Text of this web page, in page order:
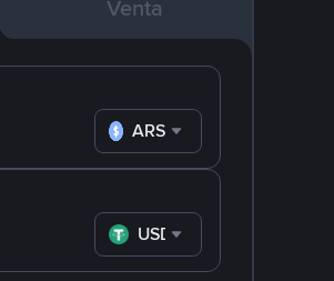
Venta
ARS
USDT